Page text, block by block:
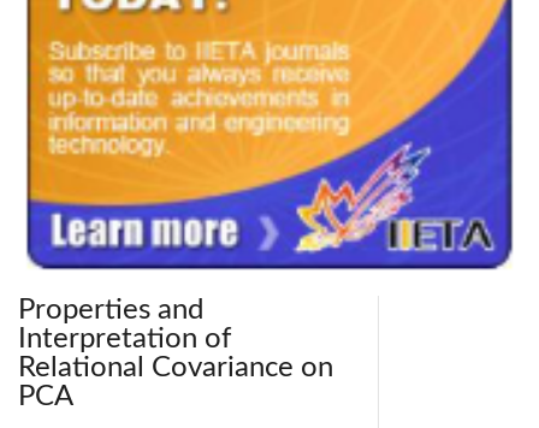
Properties and
Interpretation of
Relational Covariance on
PCA